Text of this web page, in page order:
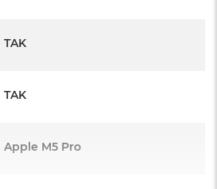
96 W
TAK
TAK
Apple M5 Pro